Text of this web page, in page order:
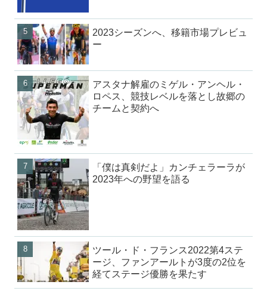
2023シーズンへ、移籍市場プレビュ
ー
アスタナ解雇のミゲル・アンヘル・
ロペス、競技レベルを落とし故郷の
チームと契約へ
「僕は真剣だよ」カンチェラーラが
2023年への野望を語る
ツール・ド・フランス2022第4ステ
ージ、ファンアールトが3度の2位を
経てステージ優勝を果たす